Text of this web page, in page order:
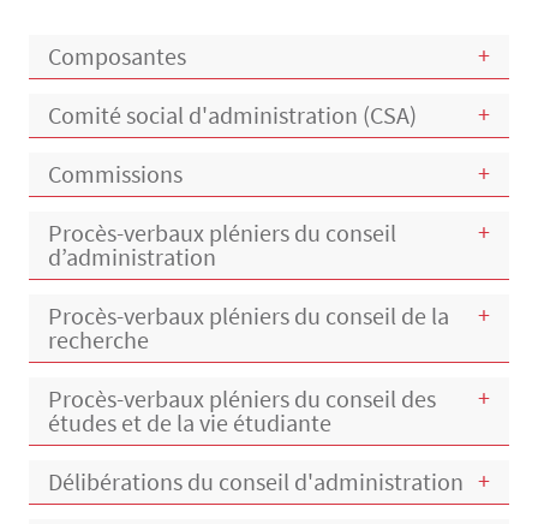
Composantes
Comité social d'administration (CSA)
Commissions
Procès-verbaux pléniers du conseil
d’administration
Procès-verbaux pléniers du conseil de la
recherche
Procès-verbaux pléniers du conseil des
études et de la vie étudiante
Délibérations du conseil d'administration